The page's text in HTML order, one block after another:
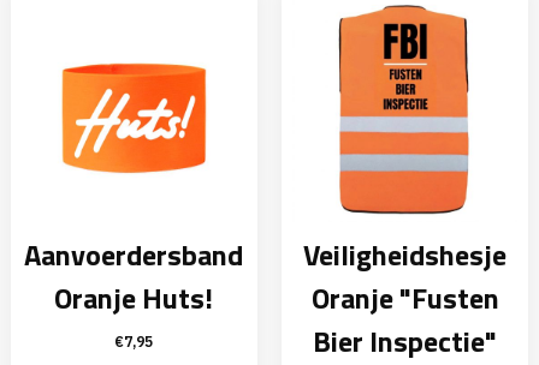
Aanvoerdersband
Oranje Huts!
€7,95
Veiligheidshesje
Oranje "Fusten
Bier Inspectie"